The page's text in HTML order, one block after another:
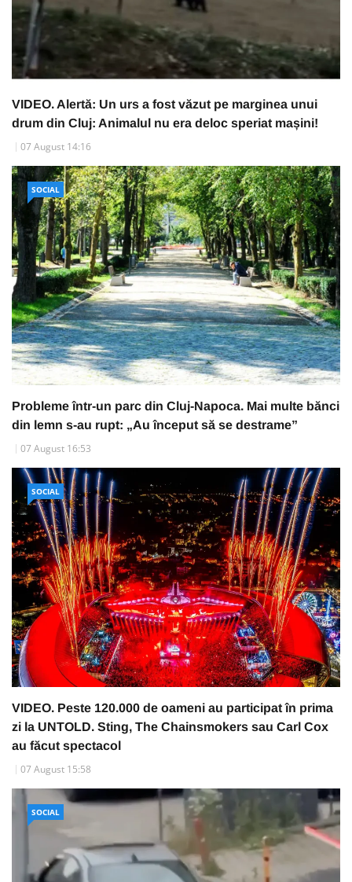
VIDEO. Alertă: Un urs a fost văzut pe marginea unui
drum din Cluj: Animalul nu era deloc speriat mașini!
07 August 14:16
SOCIAL
Probleme într-un parc din Cluj-Napoca. Mai multe bănci
din lemn s-au rupt: „Au început să se destrame”
07 August 16:53
SOCIAL
VIDEO. Peste 120.000 de oameni au participat în prima
zi la UNTOLD. Sting, The Chainsmokers sau Carl Cox
au făcut spectacol
07 August 15:58
SOCIAL